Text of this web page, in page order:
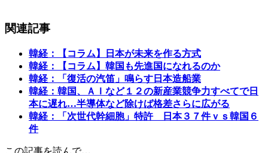
関連記事
韓経：【コラム】日本が未来を作る方式
韓経：【コラム】韓国も先進国になれるのか
韓経：「復活の汽笛」鳴らす日本造船業
韓経：韓国、ＡＩなど１２の新産業競争力すべてで日
本に遅れ…半導体など除けば格差さらに広がる
韓経：「次世代幹細胞」特許 日本３７件ｖｓ韓国６
件
この記事を読んで…